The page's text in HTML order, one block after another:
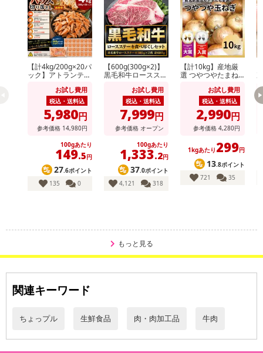
【計4kg/200g×20パ
ック】アトランティ
切り落としお試し費用
税込・送料込
5,980円
参考価格 14,980円
100gあたり
149.5円
27.6ポイント
135
0
【600g(300g×2)】
黒毛和牛ロースステ
お試し費用
税込・送料込
7,999円
参考価格 オープン
100gあたり
1,333.2円
37.0ポイント
4,121
318
【計10kg】産地厳
選 つやつやたまね
お試し費用
税込・送料込
2,990円
参考価格 4,280円
1kgあたり 299円
13.8ポイント
721
35
もっと見る
関連キーワード
ちょっプル 生鮮食品 肉・肉加工品 牛肉